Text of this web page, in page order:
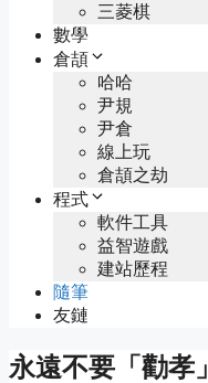
三菱棋
數學
倉頡
哈哈
尹規
尹倉
線上玩
倉頡之劫
程式
軟件工具
益智遊戲
建站歷程
隨筆
友鏈
永遠不要「勸孝」